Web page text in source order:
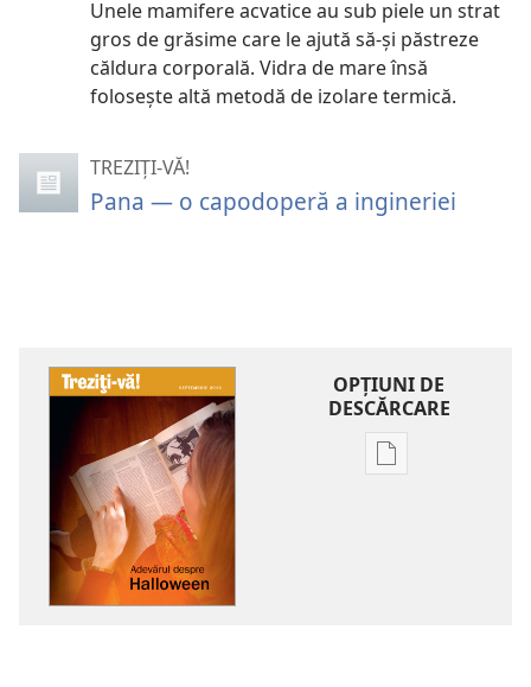
Unele mamifere acvatice au sub piele un strat
gros de grăsime care le ajută să-și păstreze
căldura corporală. Vidra de mare însă
folosește altă metodă de izolare termică.
TREZIȚI-VĂ!
Pana — o capodoperă a ingineriei
OPŢIUNI DE
DESCĂRCARE
Opțiuni